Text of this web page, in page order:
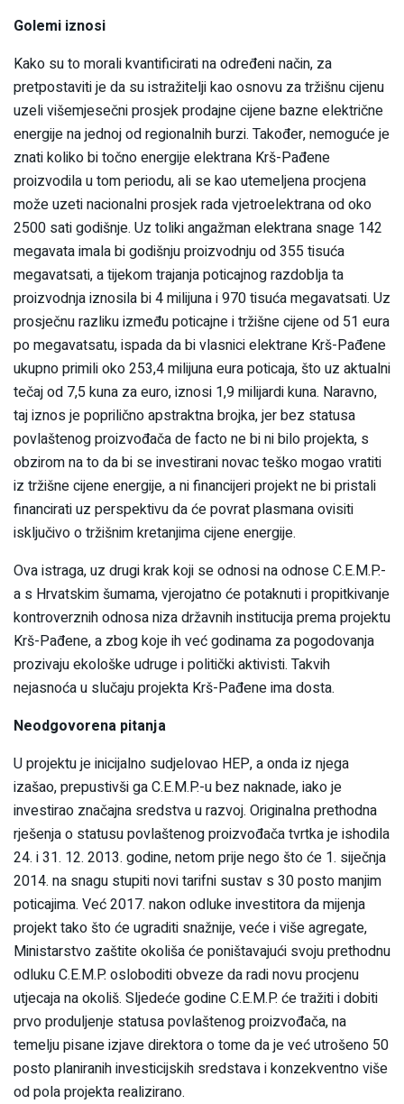
Golemi iznosi
Kako su to morali kvantificirati na određeni način, za
pretpostaviti je da su istražitelji kao osnovu za tržišnu cijenu
uzeli višemjesečni prosjek prodajne cijene bazne električne
energije na jednoj od regionalnih burzi. Također, nemoguće je
znati koliko bi točno energije elektrana Krš-Pađene
proizvodila u tom periodu, ali se kao utemeljena procjena
može uzeti nacionalni prosjek rada vjetroelektrana od oko
2500 sati godišnje. Uz toliki angažman elektrana snage 142
megavata imala bi godišnju proizvodnju od 355 tisuća
megavatsati, a tijekom trajanja poticajnog razdoblja ta
proizvodnja iznosila bi 4 milijuna i 970 tisuća megavatsati. Uz
prosječnu razliku između poticajne i tržišne cijene od 51 eura
po megavatsatu, ispada da bi vlasnici elektrane Krš-Pađene
ukupno primili oko 253,4 milijuna eura poticaja, što uz aktualni
tečaj od 7,5 kuna za euro, iznosi 1,9 milijardi kuna. Naravno,
taj iznos je poprilično apstraktna brojka, jer bez statusa
povlaštenog proizvođača de facto ne bi ni bilo projekta, s
obzirom na to da bi se investirani novac teško mogao vratiti
iz tržišne cijene energije, a ni financijeri projekt ne bi pristali
financirati uz perspektivu da će povrat plasmana ovisiti
isključivo o tržišnim kretanjima cijene energije.
Ova istraga, uz drugi krak koji se odnosi na odnose C.E.M.P.-
a s Hrvatskim šumama, vjerojatno će potaknuti i propitkivanje
kontroverznih odnosa niza državnih institucija prema projektu
Krš-Pađene, a zbog koje ih već godinama za pogodovanja
prozivaju ekološke udruge i politički aktivisti. Takvih
nejasnoća u slučaju projekta Krš-Pađene ima dosta.
Neodgovorena pitanja
U projektu je inicijalno sudjelovao HEP, a onda iz njega
izašao, prepustivši ga C.E.M.P.-u bez naknade, iako je
investirao značajna sredstva u razvoj. Originalna prethodna
rješenja o statusu povlaštenog proizvođača tvrtka je ishodila
24. i 31. 12. 2013. godine, netom prije nego što će 1. siječnja
2014. na snagu stupiti novi tarifni sustav s 30 posto manjim
poticajima. Već 2017. nakon odluke investitora da mijenja
projekt tako što će ugraditi snažnije, veće i više agregate,
Ministarstvo zaštite okoliša će poništavajući svoju prethodnu
odluku C.E.M.P. osloboditi obveze da radi novu procjenu
utjecaja na okoliš. Sljedeće godine C.E.M.P. će tražiti i dobiti
prvo produljenje statusa povlaštenog proizvođača, na
temelju pisane izjave direktora o tome da je već utrošeno 50
posto planiranih investicijskih sredstava i konzekventno više
od pola projekta realizirano.